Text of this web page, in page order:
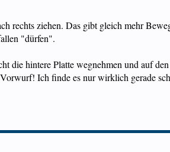
rechts ziehen. Das gibt gleich mehr
"dürfen".
die hintere Platte wegnehmen und auf
Ich finde es nur wirklich gerade